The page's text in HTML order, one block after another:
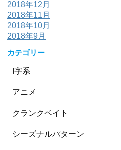
2018年12月
2018年11月
2018年10月
2018年9月
カテゴリー
I字系
アニメ
クランクベイト
シーズナルパターン